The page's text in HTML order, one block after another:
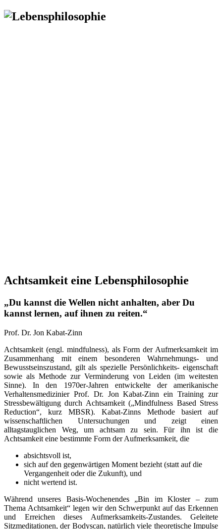
Achtsamkeit eine Lebensphilosophie
„Du kannst die Wellen nicht anhalten, aber Du
kannst lernen, auf ihnen zu reiten.“
Prof. Dr. Jon Kabat-Zinn
Achtsamkeit (engl. mindfulness), als Form der Aufmerksamkeit im
Zusammenhang mit einem besonderen Wahrnehmungs- und
Bewusstseinszustand, gilt als spezielle Persönlichkeits- eigenschaft
sowie als Methode zur Verminderung von Leiden (im weitesten
Sinne).In den 1970er-Jahren entwickelte der amerikanische
Verhaltensmedizinier Prof. Dr. Jon Kabat-Zinn ein Training zur
Stressbewältigung durch Achtsamkeit („Mindfulness Based Stress
Reduction“, kurz MBSR). Kabat-Zinns Methode basiert auf
wissenschaftlichen Untersuchungen und zeigt einen
alltagstauglichen Weg, um achtsam zu sein. Für ihn ist die
Achtsamkeit eine bestimmte Form der Aufmerksamkeit, die
absichtsvoll ist,
sich auf den gegenwärtigen Moment bezieht (statt auf die
Vergangenheit oder die Zukunft), und
nicht wertend ist.
Während unseres Basis-Wochenendes „Bin im Kloster – zum
Thema Achtsamkeit“ legen wir den Schwerpunkt auf das Erkennen
und Erreichen dieses Aufmerksamkeits-Zustandes. Geleitete
Sitzmeditationen, der Bodyscan, natürlich viele theoretische Impulse